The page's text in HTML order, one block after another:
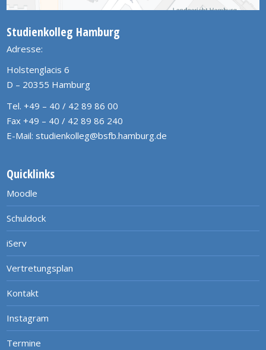
Studienkolleg Hamburg
Adresse:
Holstenglacis 6
D – 20355 Hamburg
Tel. +49 – 40 / 42 89 86 00
Fax +49 – 40 / 42 89 86 240
E-Mail: studienkolleg@bsfb.hamburg.de
Quicklinks
Moodle
Schuldock
iServ
Vertretungsplan
Kontakt
Instagram
Termine